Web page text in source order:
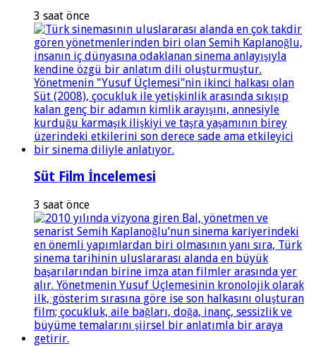
3 saat önce
Süt Film İncelemesi
3 saat önce